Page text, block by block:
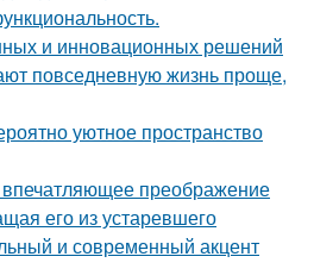
и инновационных решений
повседневную жизнь проще,
уютное пространство
преображение
его из устаревшего
и современный акцент